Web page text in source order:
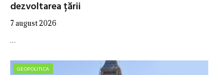
dezvoltarea țării
7 august 2026
…
GEOPOLITICA